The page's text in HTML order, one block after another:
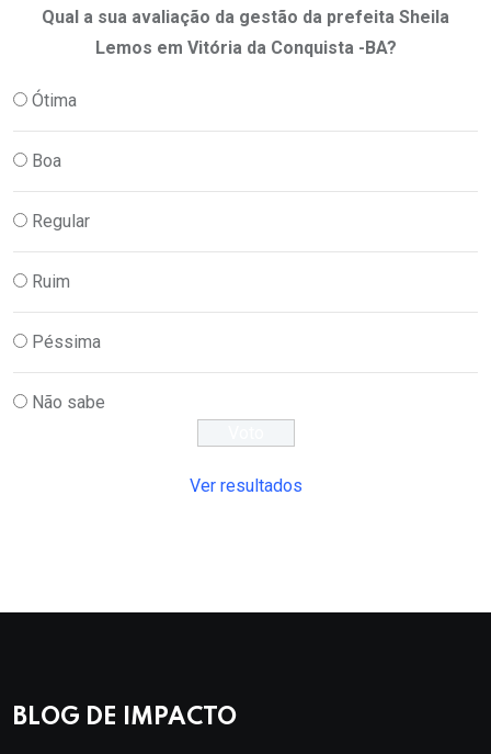
Qual a sua avaliação da gestão da prefeita Sheila
Lemos em Vitória da Conquista -BA?
Ótima
Boa
Regular
Ruim
Péssima
Não sabe
Ver resultados
BLOG DE IMPACTO